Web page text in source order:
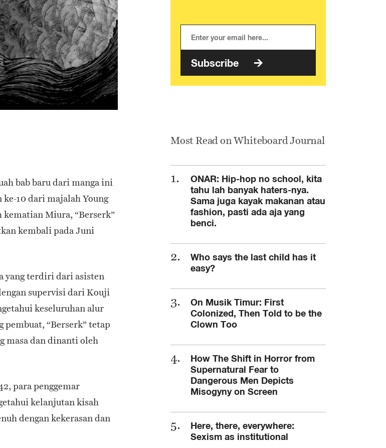
bab baru dari manga ini
10 dari majalah Young
Miura, “Berserk”
kembali pada Juni
yang terdiri dari asisten
supervisi dari Kouji
keseluruhan alur
“Berserk” tetap
masa dan dinanti oleh
para penggemar
kelanjutan kisah
dengan kekerasan dan
Subscribe
Most Read on Whiteboard Journal
ONAR: Hip-hop no school, kita
tahu lah banyak haters-nya.
Sama juga kayak makanan atau
fashion, pasti ada aja yang
benci.
Who says the last child has it
easy?
On Musik Timur: First
Colonized, Then Told to be the
Clown Too
How The Shift in Horror from
Supernatural Fear to
Dangerous Men Depicts
Misogyny on Screen
Here, there, everywhere:
Sexism as institutional